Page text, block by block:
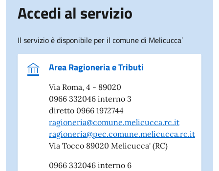
Accedi al servizio
Il servizio è disponibile per il comune di Melicucca’
Area Ragioneria e Tributi
Via Roma, 4 - 89020
0966 332046 interno 3
diretto 0966 1972744
ragioneria@comune.melicucca.rc.it
ragioneria@pec.comune.melicucca.rc.it
Via Tocco 89020 Melicucca' (RC)
0966 332046 interno 6